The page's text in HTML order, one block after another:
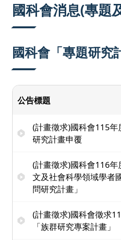
國科會消息(專題
國科會「專題研究
公告標題
(計畫徵求)國科會115年
研究計畫申覆
(計畫徵求)國科會116年
文及社會科學領域學者
問研究計畫」
(計畫徵求)國科會徵求
「族群研究專案計畫」